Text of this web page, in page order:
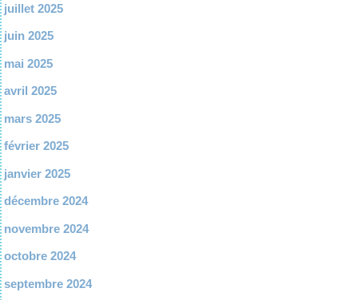
juillet 2025
juin 2025
mai 2025
avril 2025
mars 2025
février 2025
janvier 2025
décembre 2024
novembre 2024
octobre 2024
septembre 2024